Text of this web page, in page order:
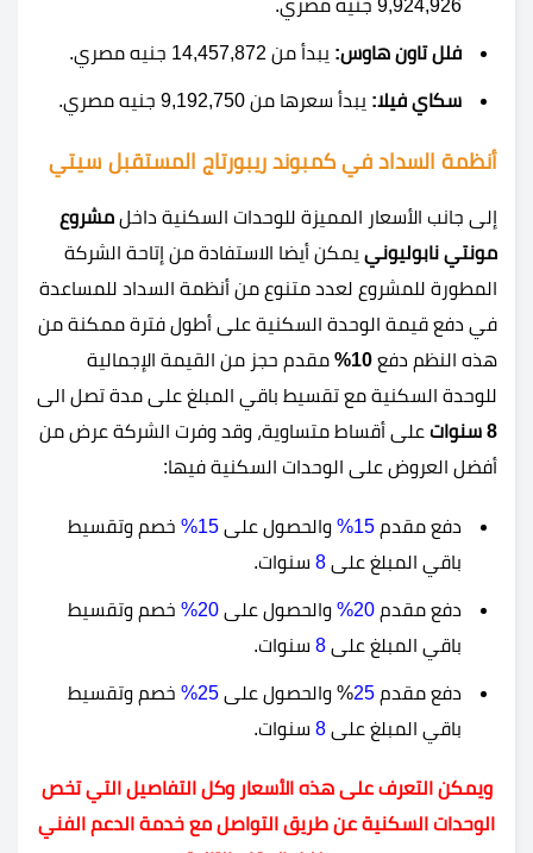
9,924,926 جنيه مصري.
فلل تاون هاوس: يبدأ من 14,457,872 جنيه مصري.
سكاي فيلا: يبدأ سعرها من 9,192,750 جنيه مصري.
أنظمة السداد في كمبوند ريبورتاج المستقبل سيتي
إلى جانب الأسعار المميزة للوحدات السكنية داخل مشروع
مونتي نابوليوني يمكن أيضا الاستفادة من إتاحة الشركة
المطورة للمشروع لعدد متنوع من أنظمة السداد للمساعدة
في دفع قيمة الوحدة السكنية على أطول فترة ممكنة من
هذه النظم دفع 10%
مقدم حجز من القيمة الإجمالية
للوحدة السكنية مع تقسيط باقي المبلغ على مدة تصل الى
8 سنوات
على أقساط متساوية، وقد وفرت الشركة عرض من
أفضل العروض على الوحدات السكنية فيها:
دفع مقدم 15% والحصول على 15%
خصم وتقسيط
باقي المبلغ على 8 سنوات.
دفع مقدم 20% والحصول على 20%
خصم وتقسيط
باقي المبلغ على 8 سنوات.
دفع مقدم 25% والحصول على 25%
خصم وتقسيط
باقي المبلغ على 8 سنوات.
ويمكن التعرف على هذه الأسعار وكل التفاصيل التي تخص
الوحدات السكنية عن طريق التواصل مع خدمة الدعم الفني